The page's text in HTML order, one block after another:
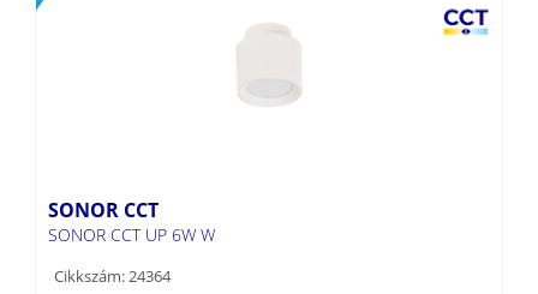
SONOR CCT
SONOR CCT UP 6W W
Cikkszám: 24364